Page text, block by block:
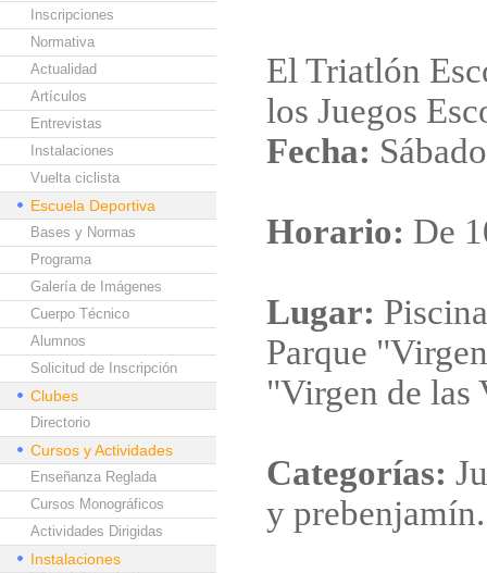
Inscripciones
Normativa
Actualidad
Artículos
Entrevistas
Instalaciones
Vuelta ciclista
Escuela Deportiva
Bases y Normas
Programa
Galería de Imágenes
Cuerpo Técnico
Alumnos
Solicitud de Inscripción
Clubes
Directorio
Cursos y Actividades
Enseñanza Reglada
Cursos Monográficos
Actividades Dirigidas
Instalaciones
El Triatlón
los Juegos
Fecha:
Horario: De
Lugar:
Parque
"Virgen de las
Categorías:
y prebenjamín.